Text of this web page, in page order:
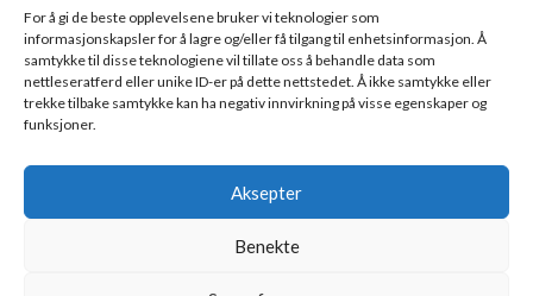
For å gi de beste opplevelsene bruker vi teknologier som
informasjonskapsler for å lagre og/eller få tilgang til enhetsinformasjon. Å
samtykke til disse teknologiene vil tillate oss å behandle data som
nettleseratferd eller unike ID-er på dette nettstedet. Å ikke samtykke eller
trekke tilbake samtykke kan ha negativ innvirkning på visse egenskaper og
funksjoner.
Aksepter
Benekte
Produkter
Finn en forhandler
Logg inn LFS kundeportal
Part of Lekang Group
FAQ- Ofte stilte spørsmål
Kontakt oss
Salgsbetingelser